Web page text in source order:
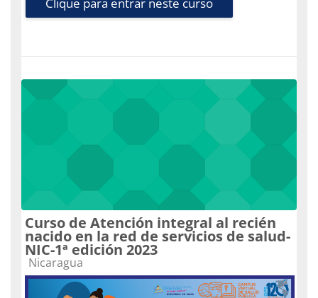
Curso de Atención integral al recién
nacido en la red de servicios de salud-
NIC-1ª edición 2023
Categoria do curso
Nicaragua